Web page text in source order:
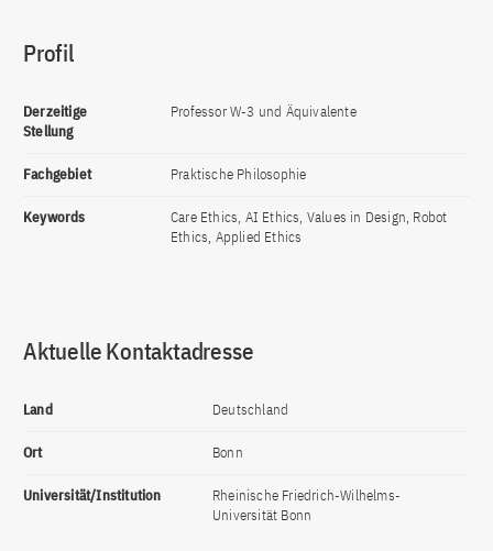
Profil
Derzeitige
Stellung
Professor W-3 und Äquivalente
Fachgebiet Praktische Philosophie
Keywords
Care Ethics, AI Ethics, Values in Design, Robot
Ethics, Applied Ethics
Aktuelle Kontaktadresse
Land Deutschland
Ort Bonn
Universität/Institution
Rheinische Friedrich-Wilhelms-
Universität Bonn